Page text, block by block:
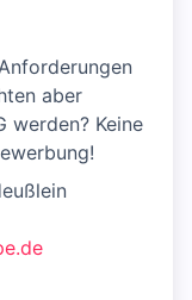
aber
werden? Keine